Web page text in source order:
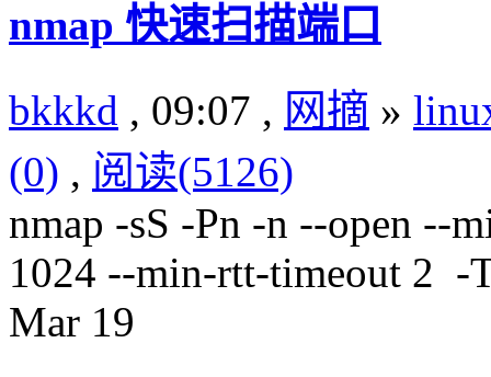
nmap 快速扫描端口
bkkkd , 09:07 , 网摘 »
(0) , 阅读(5126)
nmap -sS -Pn -n --open --
1024 --min-rtt-timeout 2 -
Mar 19